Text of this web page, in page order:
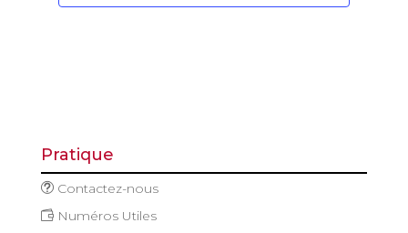
Pratique
Contactez-nous
Numéros Utiles